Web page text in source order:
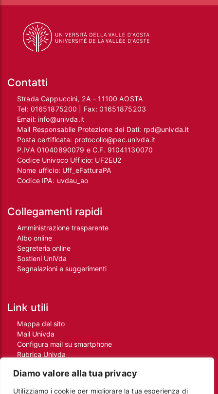
Diamo valore alla tua privacy
Utilizziamo i cookie per migliorare la tua esperienza di
Contatti
Strada Cappuccini, 2A - 11100 AOSTA
Tel: 01651875200 | Fax:01651875203
Email: info@univda.it
Mail Responsabile Protezione dei Dati: rpd@univda.it
Posta certificata: protocollo@pec.univda.it
P.IVA 01040890079 e C.F. 91041130070
Codice Univoco Ufficio: UF2EU2
Nome ufficio: Uff_eFatturaPA
Codice IPA: uvdau_ao
Collegamenti rapidi
Amministrazione trasparente
Albo online
Segreteria online
Sostieni UniVda
Segnalazioni e suggerimenti
Link utili
Mappa del sito
Mail Univda
Configura mail su smartphone
Rubrica Univda